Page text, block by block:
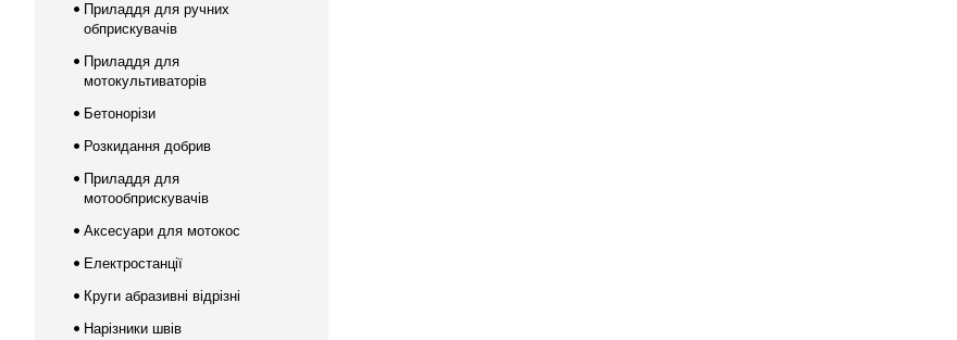
Приладдя для ручних
обприскувачів
Приладдя для
мотокультиваторів
Бетонорізи
Розкидання добрив
Приладдя для
мотообприскувачів
Аксесуари для мотокос
Електростанції
Круги абразивні відрізні
Нарізники швів